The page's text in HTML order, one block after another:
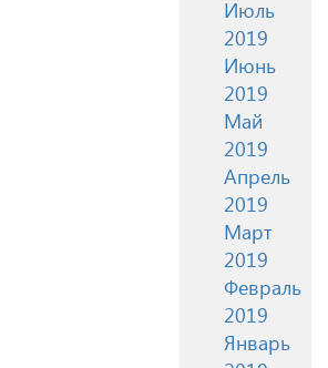
Июль
2019
Июнь
2019
Май
2019
Апрель
2019
Март
2019
Февраль
2019
Январь